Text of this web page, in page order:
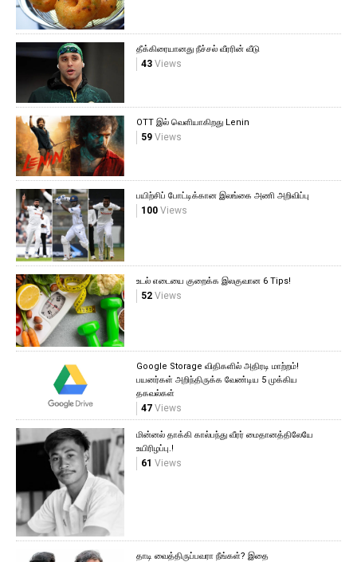
தீக்கிரையானது நீச்சல் வீரரின் வீடு
43Views
OTT இல் வெளியாகிறது Lenin
59Views
பயிற்சிப் போட்டிக்கான இலங்கை அணி அறிவிப்பு
100Views
உடல் எடையை குறைக்க இலகுவான 6 Tips!
52Views
Google Storage விதிகளில் அதிரடி மாற்றம்!
பயனர்கள் அறிந்திருக்க வேண்டிய 5 முக்கிய
தகவல்கள்
47Views
மின்னல் தாக்கி கால்பந்து வீரர் மைதானத்திலேயே
உயிரிழப்பு.!
61 Views
தாடி வைத்திருப்பவரா நீங்கள்? இதை